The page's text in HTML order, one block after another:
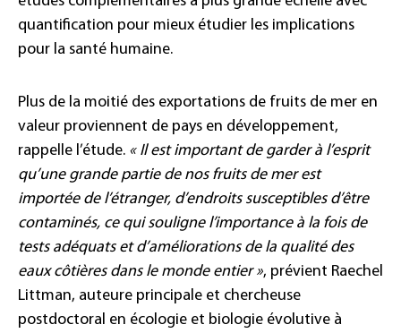
quantification pour mieux étudier les implications
pour la santé humaine.
Plus de la moitié des exportations de fruits de mer en
valeur proviennent de pays en développement,
rappelle l’étude. « Il est important de garder à l’esprit
qu’une grande partie de nos fruits de mer est
importée de l’étranger, d’endroits susceptibles d’être
contaminés, ce qui souligne l’importance à la fois de
tests adéquats et d’améliorations de la qualité des
eaux côtières dans le monde entier », prévient Raechel
Littman, auteure principale et chercheuse
postdoctoral en écologie et biologie évolutive à